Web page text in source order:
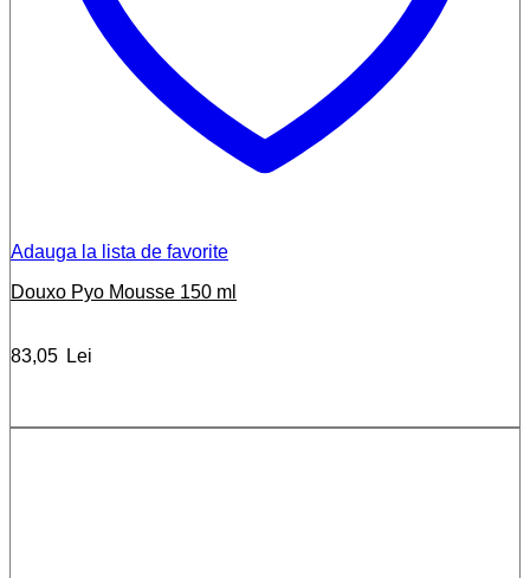
Adauga la lista de favorite
Douxo Pyo Mousse 150 ml
83,05 Lei